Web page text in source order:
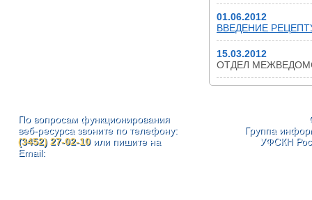
01.06.2012
ВВЕДЕНИЕ
15.03.2012
ОТДЕЛ
По вопросам функционирования
веб-ресурса звоните по телефону:
(3452) 27-02-10или пишите на
Email:
Группа
УФСКН